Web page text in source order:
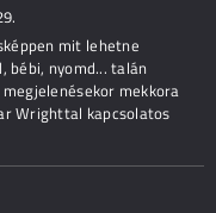
mit lehetne
bébi, nyomd... talán
mekkora
Wrighttal kapcsolatos